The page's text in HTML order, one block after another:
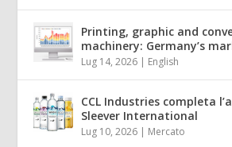
Printing, graphic and
machinery: Germany’s
Lug 14, 2026 | English
CCL Industries completa
Sleever International
Lug 10, 2026 | Mercato